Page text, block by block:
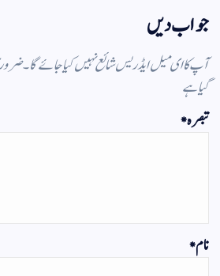
جواب دیں
آپ کا ای میل ایڈریس شائع نہیں کیا جائے گا۔
گیا ہے
تبصرہ*
نام*